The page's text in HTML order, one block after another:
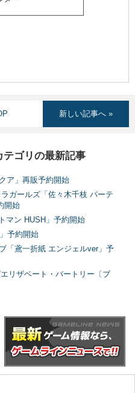
新しい記事へ »
テゴリの最新記事
ア」再販予約開始
ガールズ「佐々木千枝 パーテ
開始
マン HUSH」予約開始
予約開始
「鳶一折紙 エンジェルver」予
リザベート・バートリー〔ブ